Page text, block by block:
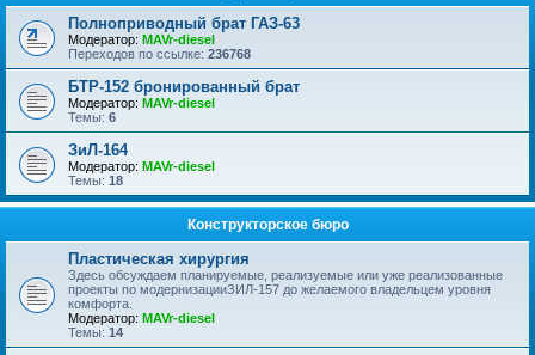
Полноприводный брат ГАЗ-63
Модератор: MAVr-diesel
Переходов по ссылке: 236768
БТР-152 бронированный брат
Модератор: MAVr-diesel
Темы: 6
ЗиЛ-164
Модератор: MAVr-diesel
Темы: 18
Конструкторское бюро
Пластическая хирургия
Здесь обсуждаем планируемые, реализуемые или уже реализованные
проекты по модернизацииЗИЛ-157 до желаемого владельцем уровня
комфорта.
Модератор: MAVr-diesel
Темы: 14